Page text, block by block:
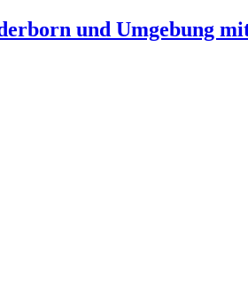
und Umgebung